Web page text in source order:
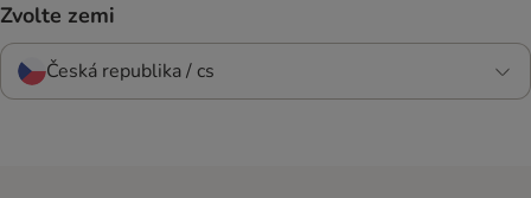
Zvolte zemi
Česká republika / cs